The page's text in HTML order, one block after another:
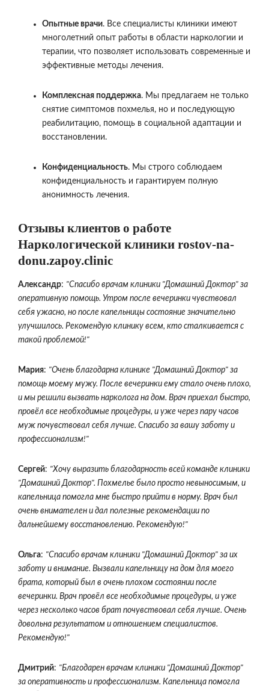
Опытные врачи. Все специалисты клиники имеют
многолетний опыт работы в области наркологии и
терапии, что позволяет использовать современные и
эффективные методы лечения.
Комплексная поддержка. Мы предлагаем не только
снятие симптомов похмелья, но и последующую
реабилитацию, помощь в социальной адаптации и
восстановлении.
Конфиденциальность. Мы строго соблюдаем
конфиденциальность и гарантируем полную
анонимность лечения.
Отзывы клиентов о работе
Наркологической клиники rostov-na-
donu.zapoy.clinic
Александр: "Спасибо врачам клиники "Домашний Доктор" за
оперативную помощь. Утром после вечеринки чувствовал
себя ужасно, но после капельницы состояние значительно
улучшилось. Рекомендую клинику всем, кто сталкивается с
такой проблемой!"
Мария: "Очень благодарна клинике "Домашний Доктор" за
помощь моему мужу. После вечеринки ему стало очень плохо,
и мы решили вызвать нарколога на дом. Врач приехал быстро,
провёл все необходимые процедуры, и уже через пару часов
муж почувствовал себя лучше. Спасибо за вашу заботу и
профессионализм!"
Сергей: "Хочу выразить благодарность всей команде клиники
"Домашний Доктор". Похмелье было просто невыносимым, и
капельница помогла мне быстро прийти в норму. Врач был
очень внимателен и дал полезные рекомендации по
дальнейшему восстановлению. Рекомендую!"
Ольга: "Спасибо врачам клиники "Домашний Доктор" за их
заботу и внимание. Вызвали капельницу на дом для моего
брата, который был в очень плохом состоянии после
вечеринки. Врач провёл все необходимые процедуры, и уже
через несколько часов брат почувствовал себя лучше. Очень
довольна результатом и отношением специалистов.
Рекомендую!"
Дмитрий: "Благодарен врачам клиники "Домашний Доктор"
за оперативность и профессионализм. Капельница помогла